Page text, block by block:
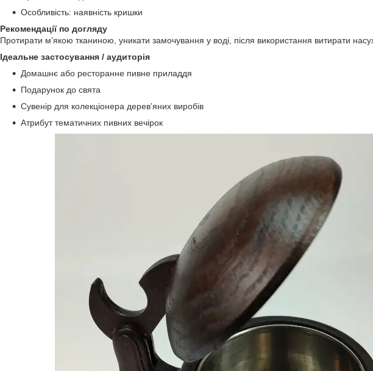
Особливість: наявність кришки
Рекомендації по догляду
Протирати м’якою тканиною, уникати замочування у воді, після використання витирати
Ідеальне застосування / аудиторія
Домашнє або ресторанне пивне приладдя
Подарунок до свята
Сувенір для колекціонера дерев’яних виробів
Атрибут тематичних пивних вечірок